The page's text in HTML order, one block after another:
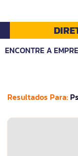
ENCONTRE A
Resultados Para: